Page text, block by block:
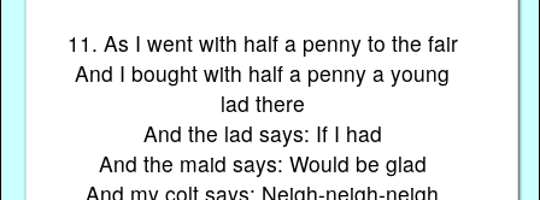
11. As I went with half a penny to the fair
And I bought with half a penny a young
lad there
And the lad says: If I had
And the maid says: Would be glad
And my colt says: Neigh-neigh-neigh